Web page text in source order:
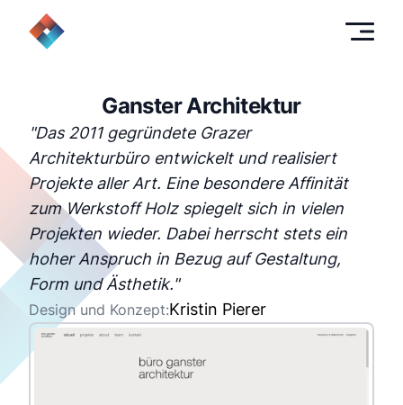
Ganster Architektur
"Das 2011 gegründete Grazer
Architekturbüro entwickelt und realisiert
Projekte aller Art. Eine besondere Affinität
zum Werkstoff Holz spiegelt sich in vielen
Projekten wieder. Dabei herrscht stets ein
hoher Anspruch in Bezug auf Gestaltung,
Form und Ästhetik."
Design und Konzept:Kristin Pierer